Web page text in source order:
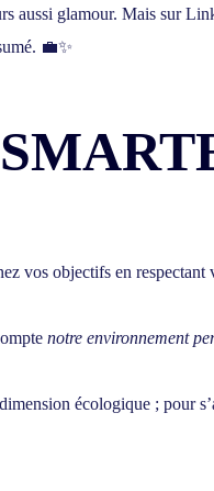
aussi glamour. Mais sur
💼✨
vos objectifs en
notre environnement
écologique ; pour